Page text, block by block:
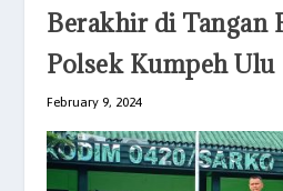
Berakhir di Tangan
Polsek Kumpeh Ulu
February 9, 2024